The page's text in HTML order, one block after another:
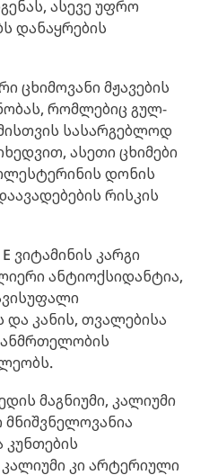
ასევე უფრო
დანაყრების
ცხიმოვანი მჟავების
რომლებიც გულ-
სასარგებლოდ
ასეთი ცხიმები
დონის
რისკის
ვიტამინის კარგი
ანტიოქსიდანტია,
და კანის, თვალებისა
მაგნიუმი, კალიუმი
კუნთების
კი არტერიული